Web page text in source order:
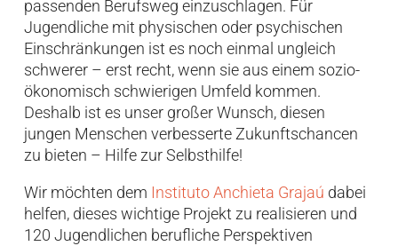
passenden Berufsweg einzuschlagen. Für
Jugendliche mit physischen oder psychischen
Einschränkungen ist es noch einmal ungleich
schwerer – erst recht, wenn sie aus einem sozio-
ökonomisch schwierigen Umfeld kommen.
Deshalb ist es unser großer Wunsch, diesen
jungen Menschen verbesserte Zukunftschancen
zu bieten – Hilfe zur Selbsthilfe!
Wir möchten dem Instituto Anchieta Grajaú dabei
helfen, dieses wichtige Projekt zu realisieren und
120 Jugendlichen berufliche Perspektiven